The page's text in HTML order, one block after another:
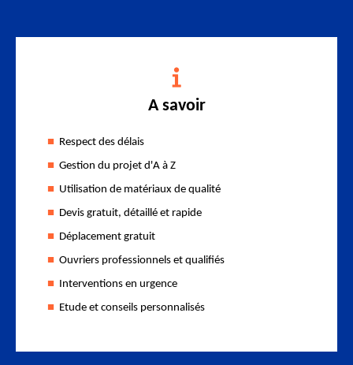
A savoir
Respect des délais
Gestion du projet d'A à Z
Utilisation de matériaux de qualité
Devis gratuit, détaillé et rapide
Déplacement gratuit
Ouvriers professionnels et qualifiés
Interventions en urgence
Etude et conseils personnalisés